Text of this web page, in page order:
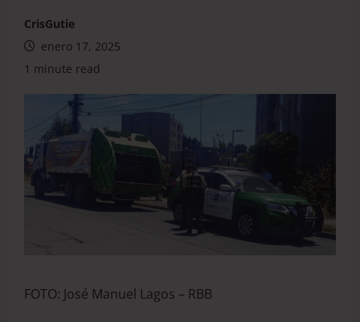
CrisGutie
enero 17, 2025
1 minute read
FOTO: José Manuel Lagos – RBB